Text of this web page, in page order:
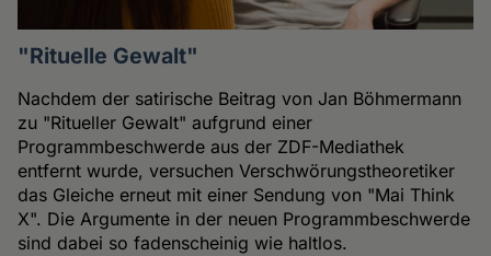
"Rituelle Gewalt"
Nachdem der satirische Beitrag von Jan Böhmermann
zu "Ritueller Gewalt" aufgrund einer
Programmbeschwerde aus der ZDF-Mediathek
entfernt wurde, versuchen Verschwörungstheoretiker
das Gleiche erneut mit einer Sendung von "Mai Think
X". Die Argumente in der neuen Programmbeschwerde
sind dabei so fadenscheinig wie haltlos.